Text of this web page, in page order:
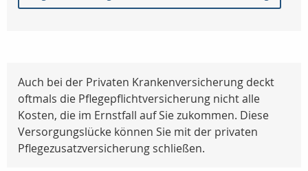
Auch bei der Privaten Krankenversicherung deckt
oftmals die Pflegepflichtversicherung nicht alle
Kosten, die im Ernstfall auf Sie zukommen. Diese
Versorgungslücke können Sie mit der privaten
Pflegezusatzversicherung schließen.